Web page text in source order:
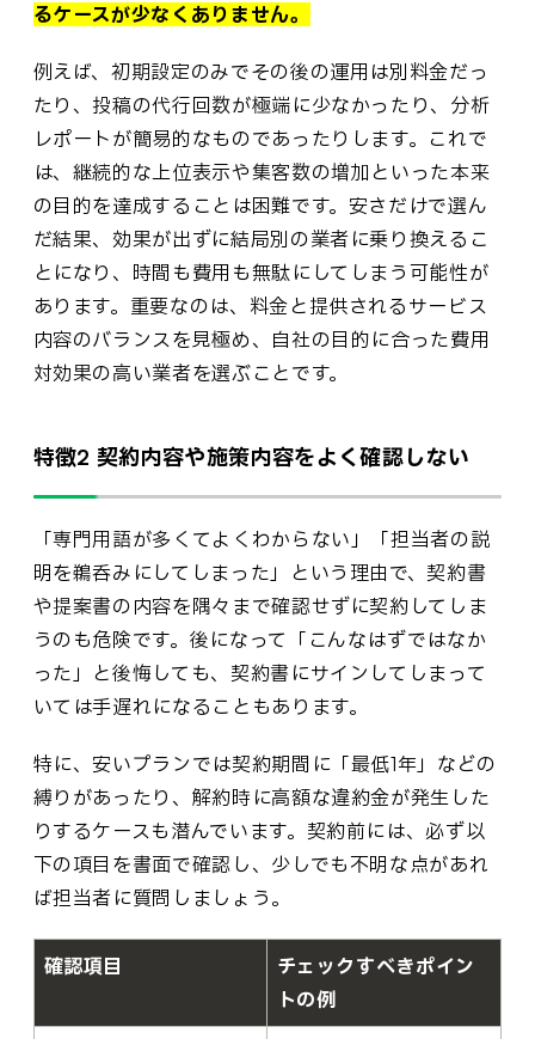
るケースが少なくありません。
例えば、初期設定のみでその後の運用は別料金だっ
たり、投稿の代行回数が極端に少なかったり、分析
レポートが簡易的なものであったりします。これで
は、継続的な上位表示や集客数の増加といった本来
の目的を達成することは困難です。安さだけで選ん
だ結果、効果が出ずに結局別の業者に乗り換えるこ
とになり、時間も費用も無駄にしてしまう可能性が
あります。重要なのは、料金と提供されるサービス
内容のバランスを見極め、自社の目的に合った費用
対効果の高い業者を選ぶことです。
特徴2 契約内容や施策内容をよく確認しない
「専門用語が多くてよくわからない」「担当者の説
明を鵜呑みにしてしまった」という理由で、契約書
や提案書の内容を隅々まで確認せずに契約してしま
うのも危険です。後になって「こんなはずではなか
った」と後悔しても、契約書にサインしてしまって
いては手遅れになることもあります。
特に、安いプランでは契約期間に「最低1年」などの
縛りがあったり、解約時に高額な違約金が発生した
りするケースも潜んでいます。契約前には、必ず以
下の項目を書面で確認し、少しでも不明な点があれ
ば担当者に質問しましょう。
確認項目
チェックすべきポイン
トの例